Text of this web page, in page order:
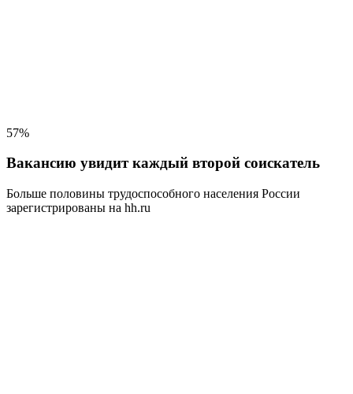
57%
Вакансию увидит каждый второй соискатель
Больше половины трудоспособного населения России
зарегистрированы на hh.ru